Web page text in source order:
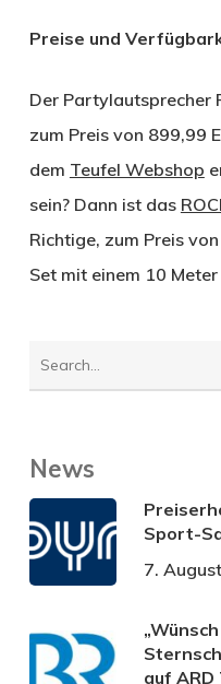
Preise und
Der Partylautsprecher
zum Preis von 899,99
dem Teufel Webshop
sein? Dann ist das
Richtige, zum Preis
Set mit einem 10
News
Sport-
7.
auf